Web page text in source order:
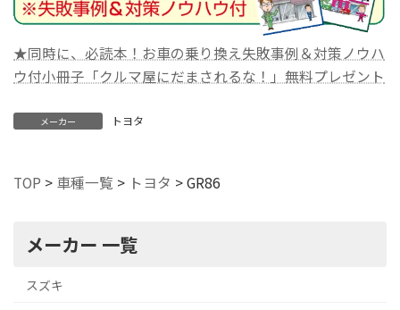
★同時に、必読本！お車の乗り換え失敗事例＆対策ノウハ
ウ付小冊子「クルマ屋にだまされるな！」無料プレゼント
メーカー トヨタ
TOP > 車種一覧 > トヨタ >GR86
メーカー 一覧
スズキ